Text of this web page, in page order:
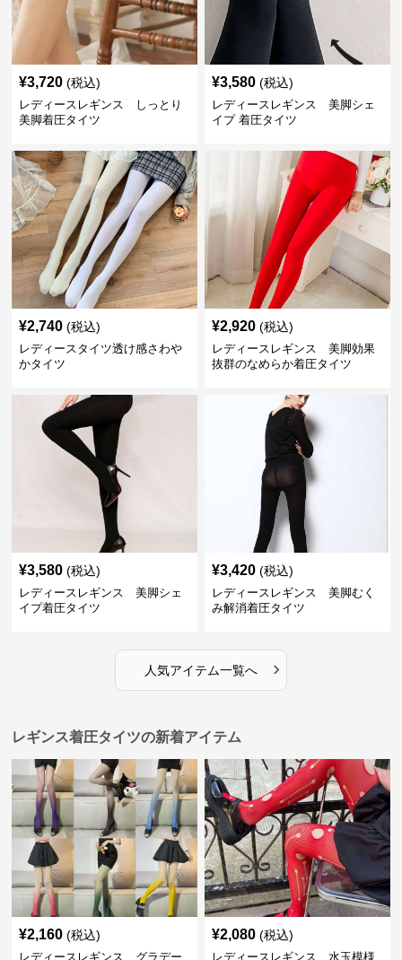
¥3,720 (税込)
レディースレギンス しっとり
美脚着圧タイツ
¥3,580 (税込)
レディースレギンス 美脚シェ
イプ 着圧タイツ
¥2,740 (税込)
レディースタイツ透け感さわや
かタイツ
¥2,920 (税込)
レディースレギンス 美脚効果
抜群のなめらか着圧タイツ
¥3,580 (税込)
レディースレギンス 美脚シェ
イプ着圧タイツ
¥3,420 (税込)
レディースレギンス 美脚むく
み解消着圧タイツ
人気アイテム一覧へ ›
レギンス着圧タイツの新着アイテム
¥2,160 (税込)
レディースレギンス グラデー
¥2,080 (税込)
レディースレギンス 水玉模様